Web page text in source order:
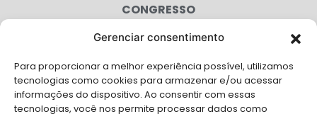
Gerenciar consentimento
Para proporcionar a melhor experiência possível, utilizamos
tecnologias como cookies para armazenar e/ou acessar
informações do dispositivo. Ao consentir com essas
tecnologias, você nos permite processar dados como
CONGRESSO
AGENDA
CAMPANHAS
SERVIÇOS